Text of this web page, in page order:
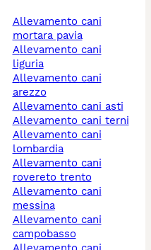
allevamento cani
mortara pavia
allevamento cani
liguria
allevamento cani
arezzo
allevamento cani asti
allevamento cani terni
allevamento cani
lombardia
allevamento cani
rovereto trento
allevamento cani
messina
allevamento cani
campobasso